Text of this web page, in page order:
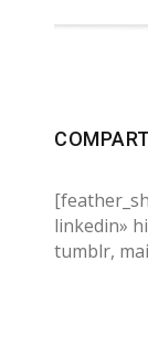
linkedin»
tumblr,